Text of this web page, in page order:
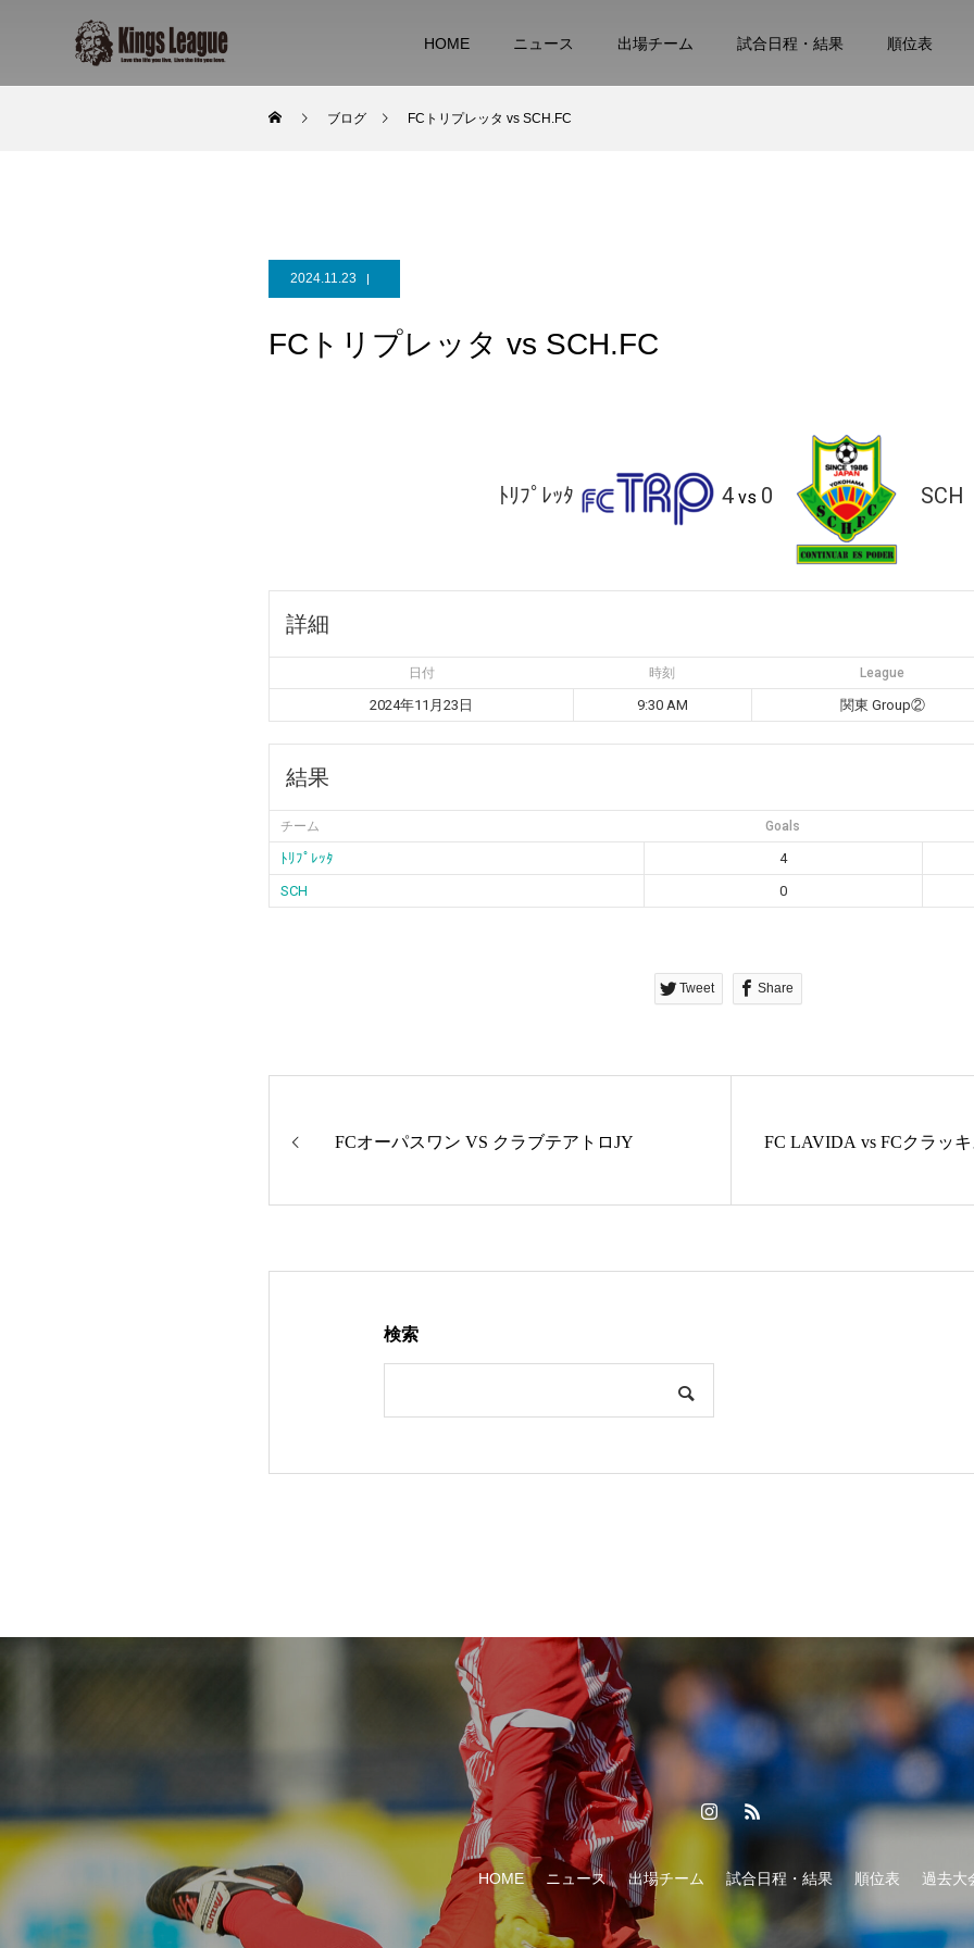
HOME ニュース 出場チーム 試合日程・結果 順位表
ブログ FCトリプレッタ vs SCH.FC
2024.11.23
FCトリプレッタ vs SCH.FC
ﾄﾘﾌﾟﾚｯﾀ 4vs 0 SCH
詳細
日付 時刻 League
2024年11月23日 9:30 AM 関東 Group②
結果
チーム Goals
ﾄﾘﾌﾟﾚｯﾀ
4
SCH
0
Tweet Share
FCオーパスワン VS クラブテアトロJY FC LAVIDA vs FCクラッ
検索
HOME ニュース 出場チーム 試合日程・結果 順位表 過去大